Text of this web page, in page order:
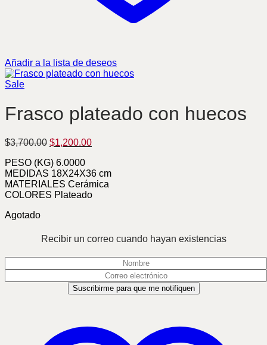
Añadir a la lista de deseos
Sale
Frasco plateado con huecos
$3,700.00 Original
was:
$3,700.00.
$1,200.00Current
$1,200.00.
PESO (KG) 6.0000
MEDIDAS 18X24X36 cm
MATERIALES Cerámica
COLORES Plateado
Agotado
Recibir un correo cuando hayan existencias
Suscribirme para que me notifiquen